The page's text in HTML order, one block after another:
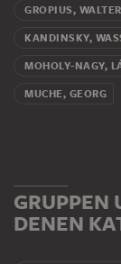
GROPIUS, WALTER
KANDINSKY,
MOHOLY-NAGY,
MUCHE, GEORG
GRUPPEN
DENEN